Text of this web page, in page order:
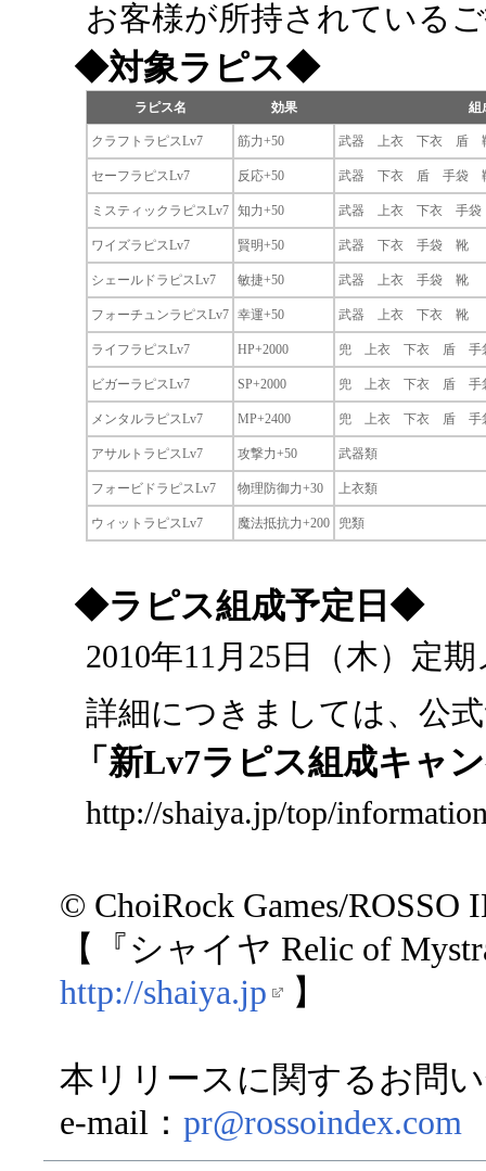
お客様が所持されている
◆対象ラピス◆
ラピス名 効果 組
クラフトラピスLv7 筋力+50 武器 上衣 下衣 盾
セーフラピスLv7 反応+50 武器 下衣 盾 手袋
ミスティックラピスLv7 知力+50 武器 上衣 下衣 手
ワイズラピスLv7 賢明+50 武器 下衣 手袋 靴
シェールドラピスLv7 敏捷+50 武器 上衣 手袋 靴
フォーチュンラピスLv7 幸運+50 武器 上衣 下衣 靴
ライフラピスLv7 HP+2000 兜 上衣 下衣 盾 手
ビガーラピスLv7 SP+2000 兜 上衣 下衣 盾 手
メンタルラピスLv7 MP+2400 兜 上衣 下衣 盾 手
アサルトラピスLv7 攻撃力+50 武器類
フォービドラピスLv7 物理防御力+30 上衣類
ウィットラピスLv7 魔法抵抗力+200 兜類
◆ラピス組成予定日◆
2010年11月25日（木）定
詳細につきましては、公
「新Lv7ラピス組成キャ
http://shaiya.jp/top/
© ChoiRock Games/ROSSO
【『シャイヤ Relic of
http://shaiya.jp
】
本リリースに関するお問
e-mail： pr@rossoindex.com